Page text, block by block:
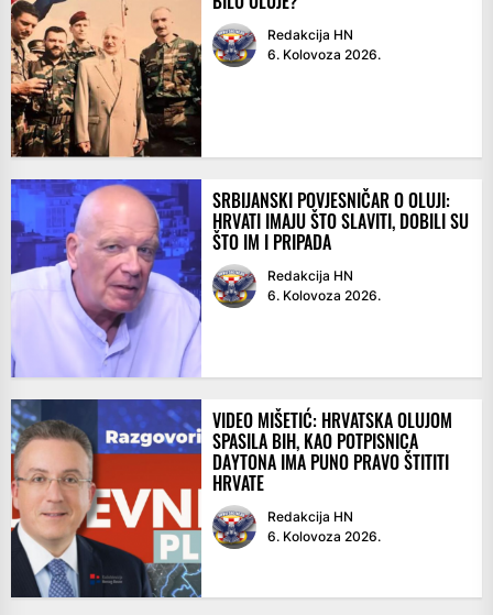
Redakcija HN
6. Kolovoza 2026.
SRBIJANSKI POVJESNIČAR O OLUJI:
HRVATI IMAJU ŠTO SLAVITI, DOBILI SU
ŠTO IM I PRIPADA
Redakcija HN
6. Kolovoza 2026.
VIDEO MIŠETIĆ: HRVATSKA OLUJOM
SPASILA BIH, KAO POTPISNICA
DAYTONA IMA PUNO PRAVO ŠTITITI
HRVATE
Redakcija HN
6. Kolovoza 2026.